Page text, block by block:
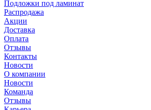
Подложки под ламинат
Распродажа
Акции
Доставка
Оплата
Отзывы
Контакты
Новости
О компании
Новости
Команда
Отзывы